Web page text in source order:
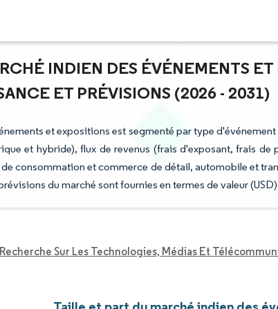
INDIEN DES ÉVÉNEMENTS
ET PRÉVISIONS (2026 - 2031)
et expositions est segmenté par type
et hybride), flux de revenus (frais d'exposant, frais de
consommation et commerce de détail, automobile et
du marché sont fournies en termes de valeur
Recherche Sur Les Technologies, Médias Et